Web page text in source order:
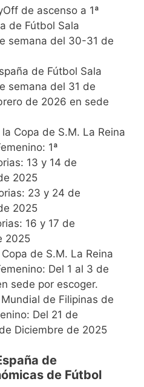
de ascenso a 1ª
de Fútbol Sala
semana del 30-31 de
de Fútbol Sala
semana del 31 de
de 2026 en sede
Copa de S.M. La Reina
1ª
13 y 14 de
2025
23 y 24 de
2025
16 y 17 de
2025
de S.M. La Reina
Del 1 al 3 de
sede por escoger.
de Filipinas de
Del 21 de
Diciembre de 2025
de
de Fútbol